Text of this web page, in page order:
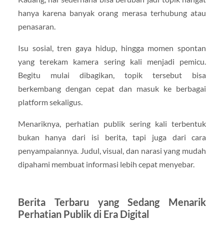
hanya karena banyak orang merasa terhubung atau
penasaran.
Isu sosial, tren gaya hidup, hingga momen spontan
yang terekam kamera sering kali menjadi pemicu.
Begitu mulai dibagikan, topik tersebut bisa
berkembang dengan cepat dan masuk ke berbagai
platform sekaligus.
Menariknya, perhatian publik sering kali terbentuk
bukan hanya dari isi berita, tapi juga dari cara
penyampaiannya. Judul, visual, dan narasi yang mudah
dipahami membuat informasi lebih cepat menyebar.
Berita Terbaru yang Sedang Menarik
Perhatian Publik di Era Digital